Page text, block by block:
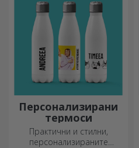
Персонализирани
термоси
Практични и стилни,
персонализираните